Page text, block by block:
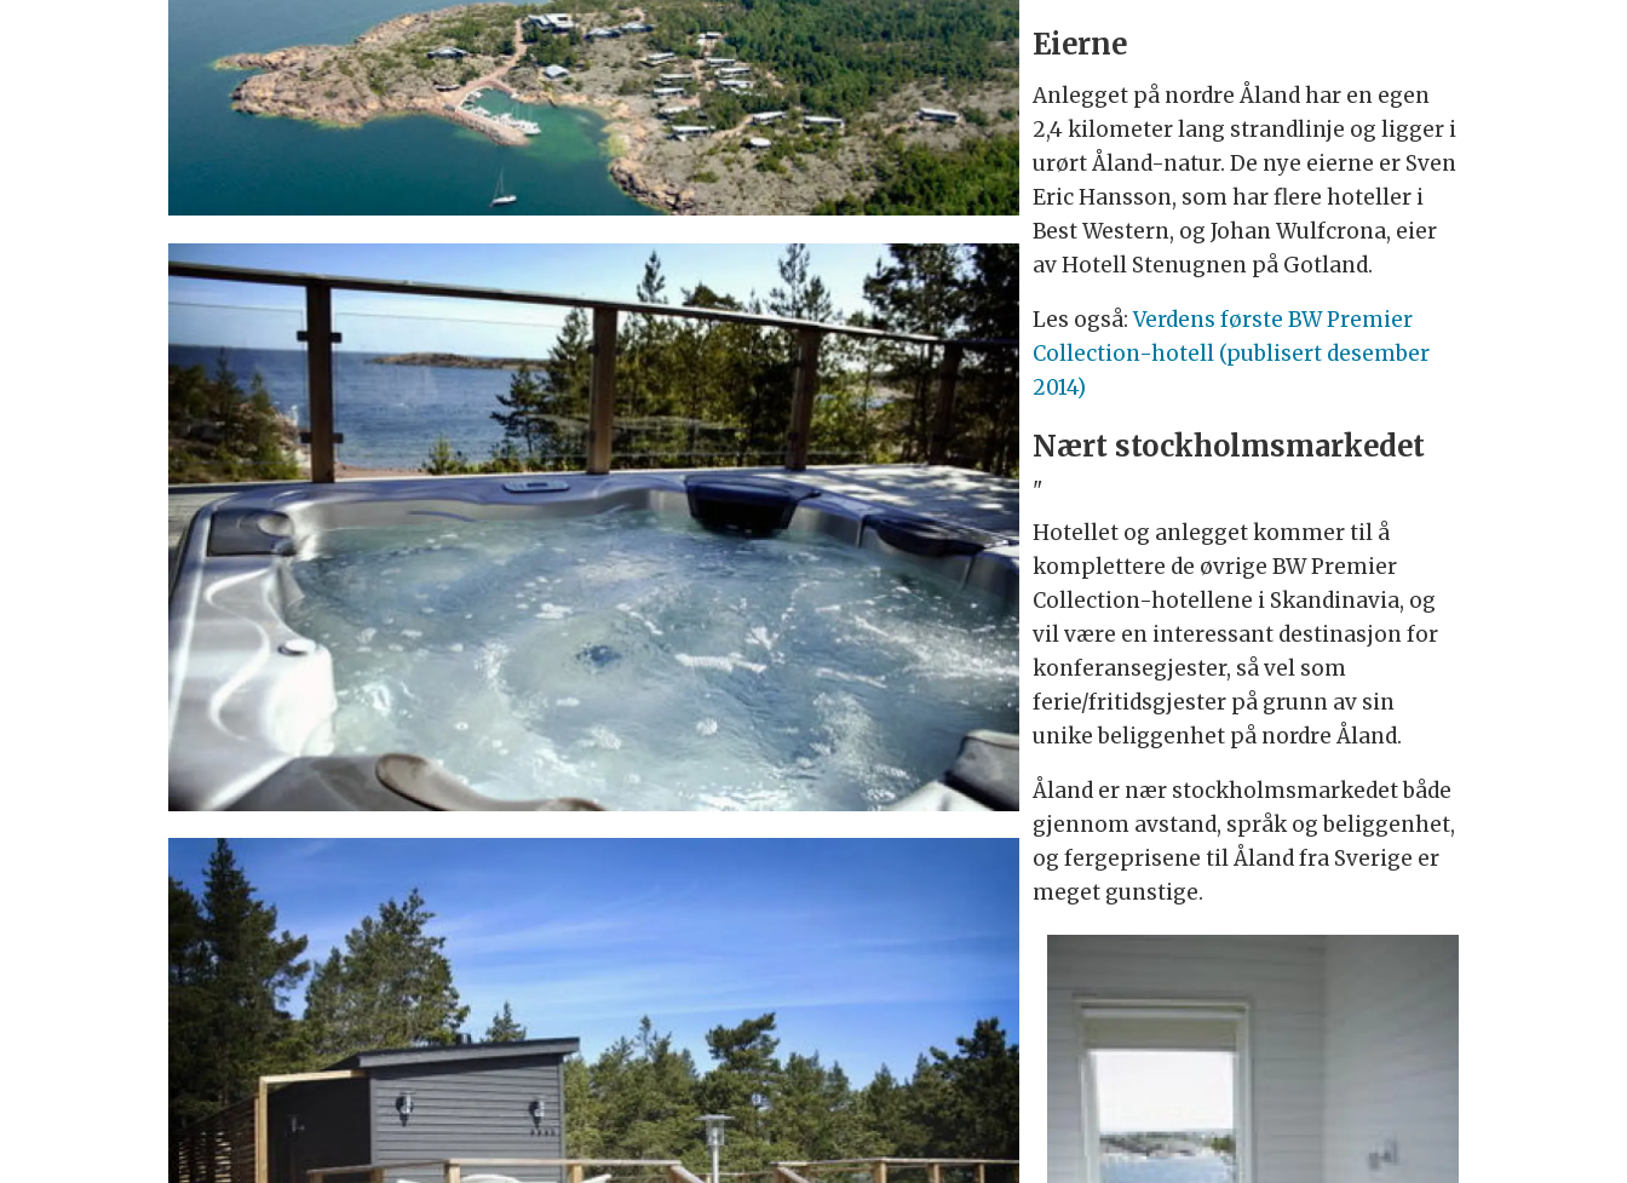
Eierne
Anlegget på nordre Åland har en egen
2,4 kilometer lang strandlinje og ligger i
urørt Åland-natur. De nye eierne er Sven
Eric Hansson, som har flere hoteller i
Best Western, og Johan Wulfcrona, eier
av Hotell Stenugnen på Gotland.
Les også:Verdens første BW Premier
Collection-hotell (publisert desember
2014)
Nært stockholmsmarkedet
"
Hotellet og anlegget kommer til å
komplettere de øvrige BW Premier
Collection-hotellene i Skandinavia, og
vil være en interessant destinasjon for
konferansegjester, så vel som
ferie/fritidsgjester på grunn av sin
unike beliggenhet på nordre Åland.
Åland er nær stockholmsmarkedet både
gjennom avstand, språk og beliggenhet,
og fergeprisene til Åland fra Sverige er
meget gunstige.